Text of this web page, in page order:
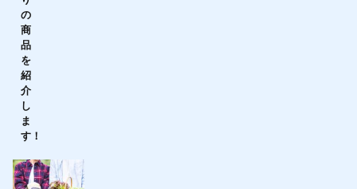
の
商
品
を
紹
介
し
ま
す！